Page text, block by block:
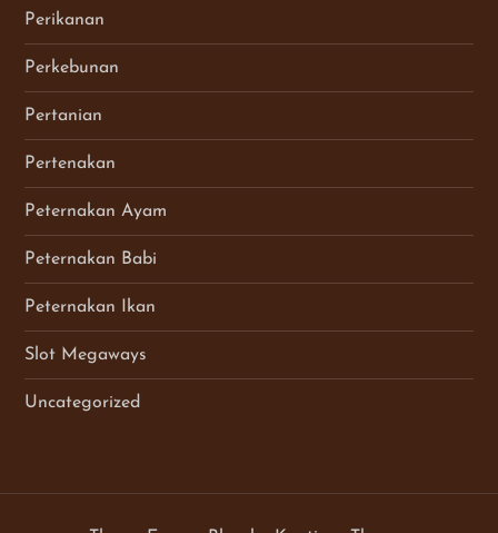
Perikanan
Perkebunan
Pertanian
Pertenakan
Peternakan Ayam
Peternakan Babi
Peternakan Ikan
Slot Megaways
Uncategorized